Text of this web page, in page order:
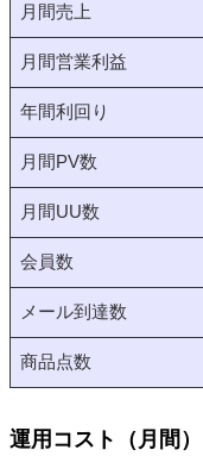
月間売上
月間営業利益
年間利回り
月間PV数
月間UU数
会員数
メール到達数
商品点数
運用コスト（月間）